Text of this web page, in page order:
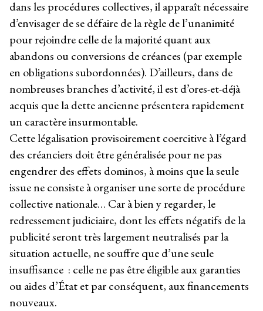
dans les procédures collectives, il apparaît nécessaire
d’envisager de se défaire de la règle de l’unanimité
pour rejoindre celle de la majorité quant aux
abandons ou conversions de créances (par exemple
en obligations subordonnées). D’ailleurs, dans de
nombreuses branches d’activité, il est d’ores-et-déjà
acquis que la dette ancienne présentera rapidement
un caractère insurmontable.
Cette légalisation provisoirement coercitive à l’égard
des créanciers doit être généralisée pour ne pas
engendrer des effets dominos, à moins que la seule
issue ne consiste à organiser une sorte de procédure
collective nationale… Car à bien y regarder, le
redressement judiciaire, dont les effets négatifs de la
publicité seront très largement neutralisés par la
situation actuelle, ne souffre que d’une seule
insuffisance : celle ne pas être éligible aux garanties
ou aides d’État et par conséquent, aux financements
nouveaux.